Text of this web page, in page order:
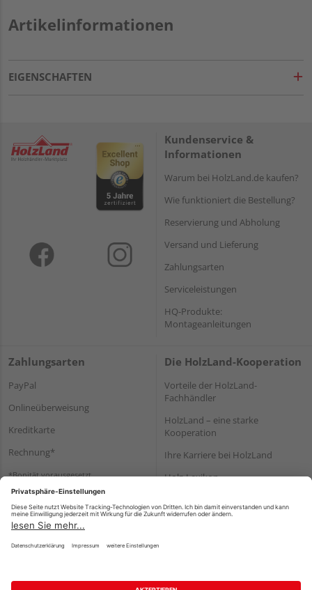
Artikelinformationen
EIGENSCHAFTEN
Kundenservice &
Informationen
Warum bei HolzLand.de kaufen?
Wie funktioniert die Bestellung?
Reservierung und Abholung
Versand und Lieferung
Zahlungsarten
Serviceleistungen
HQ-Produkte:
Montageanleitungen
Zahlungsarten
PayPal
Onlineüberweisung
Kreditkarte
Rechnung*
*Bonität vorausgesetzt
Die HolzLand-Kooperation
Vorteile der HolzLand-
Fachhändler
HolzLand – eine starke
Kooperation
Ihre Karriere bei HolzLand
Holz-Lexikon
Impressum Datenschutz Nutzungsbedingungen